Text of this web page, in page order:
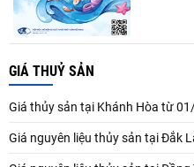
GIÁ THUỶ SẢN
Giá thủy sản tại Khánh Hòa từ
Giá nguyên liệu thủy sản tại Đắk